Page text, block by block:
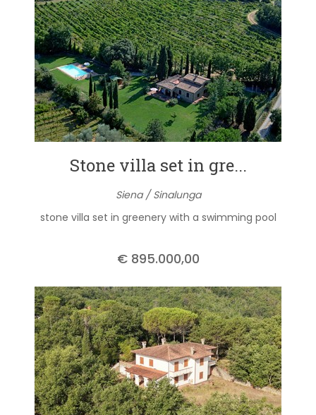
Stone villa set in gre...
Siena / Sinalunga
stone villa set in greenery with a swimming pool
€ 895.000,00